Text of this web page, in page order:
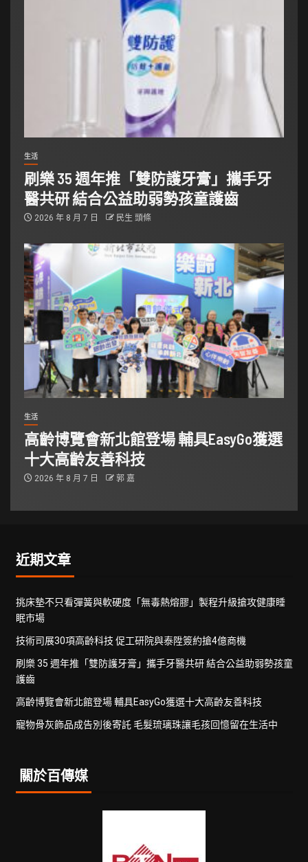
生活
刷樂 35 週年推「雙防護牙膏」攜手牙
醫共研 結合公益助弱勢孩童護齒
2026 年 8 月 7 日 民生 頭條
生活
高齡博覽會新北館登場 輔具EasyGo獲選
十大高齡友善科技
2026 年 8 月 7 日 郭 嘉
近期文章
挑床墊不只看彈簧與軟硬度「無毒熱熔膠」製程升級搶攻健康睡
眠市場
技術司展30項高齡科技 促工研院與泰陞簽約搶4億商機
刷樂 35 週年推「雙防護牙膏」攜手牙醫共研 結合公益助弱勢孩童
護齒
高齡博覽會新北館登場 輔具EasyGo獲選十大高齡友善科技
寵物骨灰飾品成告別後寄託 毛髮琉璃珠讓毛孩回憶留在生活中
關於百傳媒